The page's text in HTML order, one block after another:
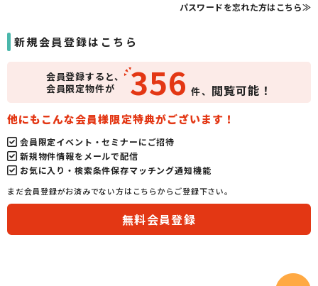
パスワードを忘れた方はこちら≫
新規会員登録はこちら
会員登録すると、
会員限定物件が
356 件、 閲覧可能！
他にもこんな会員様限定特典がございます！
会員限定イベント・セミナーにご招待
新規物件情報をメールで配信
お気に入り・検索条件保存マッチング通知機能
まだ会員登録がお済みでない方はこちらからご登録下さい。
無料会員登録